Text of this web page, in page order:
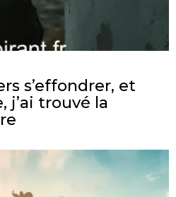
s’effondrer, et
j’ai trouvé la